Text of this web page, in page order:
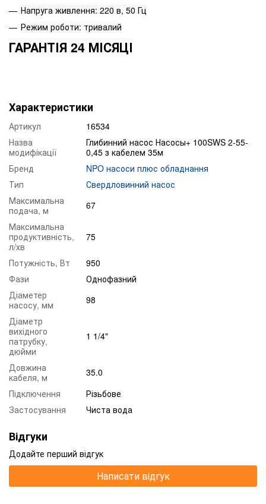
Напруга живлення: 220 в, 50 Гц
Режим роботи: тривалий
ГАРАНТІЯ 24 МІСЯЦІ
Характеристики
Артикул
16534
Назва
модифікації
Глибинний насос Насосы+ 100SWS 2-55-
0,45 з кабелем 35м
Бренд
NPO насоси плюс обладнання
Тип
Свердловинний насос
Максимальна
подача, м
67
Максимальна
продуктивність,
л/хв
75
Потужність, Вт
950
Фази
Однофазний
Діаметер
насосу, мм
98
Діаметр
вихідного
патрубку,
дюйми
1 1/4"
Довжина
кабеля, м
35.0
Підключення
Різьбове
Застосування
Чиста вода
Відгуки
Додайте перший відгук
Написати відгук